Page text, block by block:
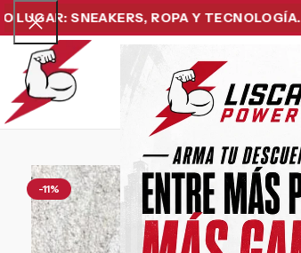
SNEAKERS, ROPA Y TECNOLOGÍA.
-11%